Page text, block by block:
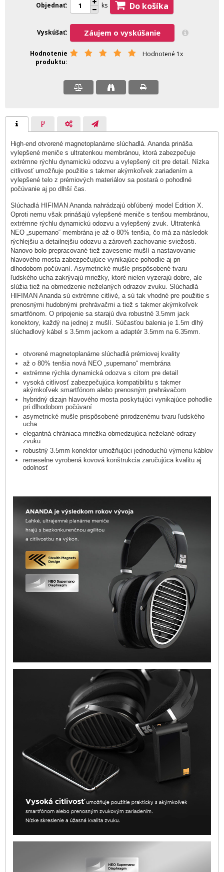
Objednať ks Do košíka
Vyskúšať Záujem o vyskúšanie
Hodnotenie
produktu
Hodnotené 1x
High-end otvorené magnetoplanárne slúchadlá. Ananda prináša
vylepšené meniče s ultratenkou membránou, ktorá zabezpečuje
extrémne rýchlu dynamickú odozvu a vylepšený cit pre detail. Nízka
citlivosť umožňuje použitie s takmer akýmkoľvek zariadením a
vylepšené telo z prémiových materiálov sa postará o pohodlné
počúvanie aj po dlhší čas.
Slúchadlá HIFIMAN Ananda nahrádzajú obľúbený model Edition X.
Oproti nemu však prinášajú vylepšené meniče s tenšou membránou,
extrémne rýchlu dynamickú odozvu a vylepšený zvuk. Ultratenká
NEO „supernano“ membrána je až o 80% tenšia, čo má za následok
rýchlejšiu a detailnejšiu odozvu a zároveň zachovanie sviežosti.
Nanovo bolo prepracované tiež zavesenie mušlí a nastavovanie
hlavového mosta zabezpečujúce vynikajúce pohodlie aj pri
dlhodobom počúvaní. Asymetrické mušle prispôsobené tvaru
ľudského ucha zakrývajú mriežky, ktoré nielen vyzerajú dobre, ale
slúžia tiež na obmedzenie neželaných odrazov zvuku. Slúchadlá
HIFIMAN Ananda sú extrémne citlivé, a sú tak vhodné pre použitie s
prenosnými hudobnými prehrávačmi a tiež s takmer akýmkoľvek
smartfónom. O pripojenie sa starajú dva robustné 3.5mm jack
konektory, každý na jednej z mušlí. Súčasťou balenia je 1.5m dlhý
slúchadlový kábel s 3.5mm jackom a adaptér 3.5mm na 6.35mm.
otvorené magnetoplanárne slúchadlá prémiovej kvality
až o 80% tenšia nová NEO „supernano“ membrána
extrémne rýchla dynamická odozva s citom pre detail
vysoká citlivosť zabezpečujúca kompatibilitu s takmer
akýmkoľvek smartfónom alebo prenosným prehrávačom
hybridný dizajn hlavového mosta poskytujúci vynikajúce pohodlie
pri dlhodobom počúvaní
asymetrické mušle prispôsobené prirodzenému tvaru ľudského
ucha
elegantná chrániaca mriežka obmedzujúca neželané odrazy
zvuku
robustný 3.5mm konektor umožňujúci jednoduchú výmenu káblov
remeselne vyrobená kovová konštrukcia zaručujúca kvalitu aj
odolnosť